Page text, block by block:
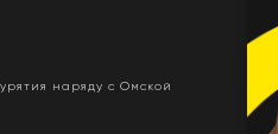
наряду с Омской